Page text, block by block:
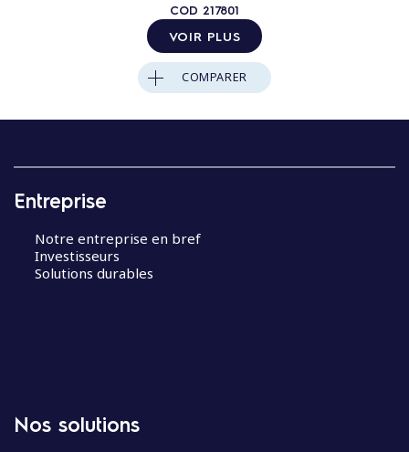
COD 217801
VOIR PLUS
COMPARER
Entreprise
Notre entreprise en bref
Investisseurs
Solutions durables
Nos solutions